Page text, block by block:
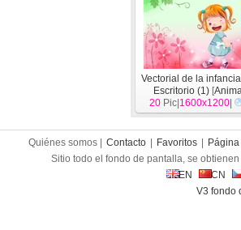
Vectorial de la
Escritorio (1) [
20 Pic| 1600x1200
Quiénes somos | Contacto Favoritos
Sitio todo el fondo de pantalla, se
EN
CN
V3 fondo